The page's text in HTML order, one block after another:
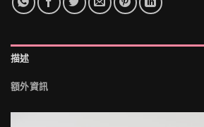
描述
額外資訊